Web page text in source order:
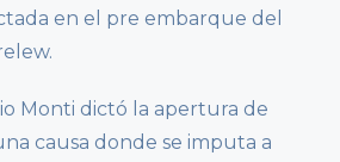
en el pre embarque del
Monti dictó la apertura de
causa donde se imputa a